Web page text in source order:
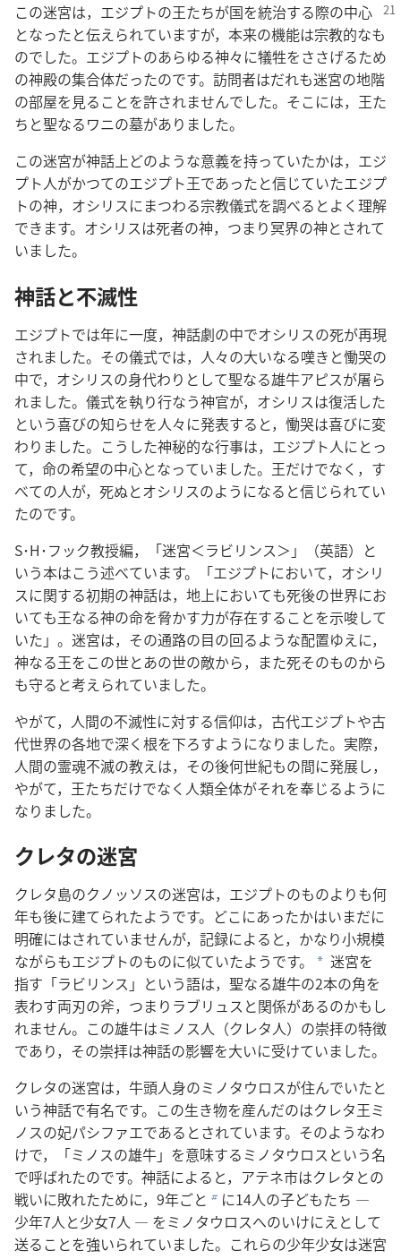
この迷宮は，エジプトの王たちが国を統治する際の中心
となったと伝えられていますが，本来の機能は宗教的なも
のでした。エジプトのあらゆる神々に犠牲をささげるため
の神殿の集合体だったのです。訪問者はだれも迷宮の地階
の部屋を見ることを許されませんでした。そこには，王た
ちと聖なるワニの墓がありました。
この迷宮が神話上どのような意義を持っていたかは，エジ
プト人がかつてのエジプト王であったと信じていたエジプ
トの神，オシリスにまつわる宗教儀式を調べるとよく理解
できます。オシリスは死者の神，つまり冥界の神とされて
いました。
神話と不滅性
エジプトでは年に一度，神話劇の中でオシリスの死が再現
されました。その儀式では，人々の大いなる嘆きと慟哭の
中で，オシリスの身代わりとして聖なる雄牛アピスが屠ら
れました。儀式を執り行なう神官が，オシリスは復活した
という喜びの知らせを人々に発表すると，慟哭は喜びに変
わりました。こうした神秘的な行事は，エジプト人にとっ
て，命の希望の中心となっていました。王だけでなく，す
べての人が，死ぬとオシリスのようになると信じられてい
たのです。
S･H･フック教授編，「迷宮＜ラビリンス＞」（英語）と
いう本はこう述べています。「エジプトにおいて，オシリ
スに関する初期の神話は，地上においても死後の世界にお
いても王なる神の命を脅かす力が存在することを示唆して
いた」。迷宮は，その通路の目の回るような配置ゆえに，
神なる王をこの世とあの世の敵から，また死そのものから
も守ると考えられていました。
やがて，人間の不滅性に対する信仰は，古代エジプトや古
代世界の各地で深く根を下ろすようになりました。実際，
人間の霊魂不滅の教えは，その後何世紀もの間に発展し，
やがて，王たちだけでなく人類全体がそれを奉じるように
なりました。
クレタの迷宮
クレタ島のクノッソスの迷宮は，エジプトのものよりも何
年も後に建てられたようです。どこにあったかはいまだに
明確にはされていませんが，記録によると，かなり小規模
ながらもエジプトのものに似ていたようです。
a 迷宮を
指す「ラビリンス」という語は，聖なる雄牛の2本の角を
表わす両刃の斧，つまりラブリュスと関係があるのかもし
れません。この雄牛はミノス人（クレタ人）の崇拝の特徴
であり，その崇拝は神話の影響を大いに受けていました。
クレタの迷宮は，牛頭人身のミノタウロスが住んでいたと
いう神話で有名です。この生き物を産んだのはクレタ王ミ
ノスの妃パシファエであるとされています。そのようなわ
けで，「ミノスの雄牛」を意味するミノタウロスという名
で呼ばれたのです。神話によると，アテネ市はクレタとの
戦いに敗れたために，9年ごと b に14人の子どもたち ―
少年7人と少女7人 ― をミノタウロスへのいけにえとして
送ることを強いられていました。これらの少年少女は迷宮